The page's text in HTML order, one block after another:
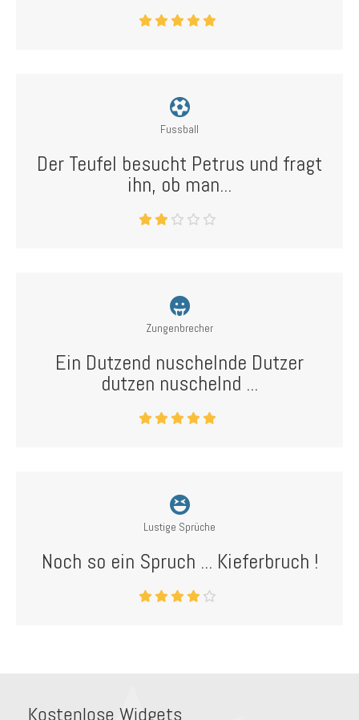
Fussball
Der Teufel besucht Petrus und fragt
ihn, ob man...
Zungenbrecher
Ein Dutzend nuschelnde Dutzer
dutzen nuschelnd ...
Lustige Sprüche
Noch so ein Spruch ... Kieferbruch !
Kostenlose Widgets